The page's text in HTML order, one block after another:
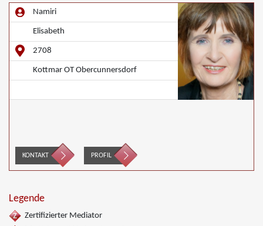
Namiri
Elisabeth
2708
Kottmar OT Obercunnersdorf
KONTAKT PROFIL
Legende
Zertifizierter Mediator